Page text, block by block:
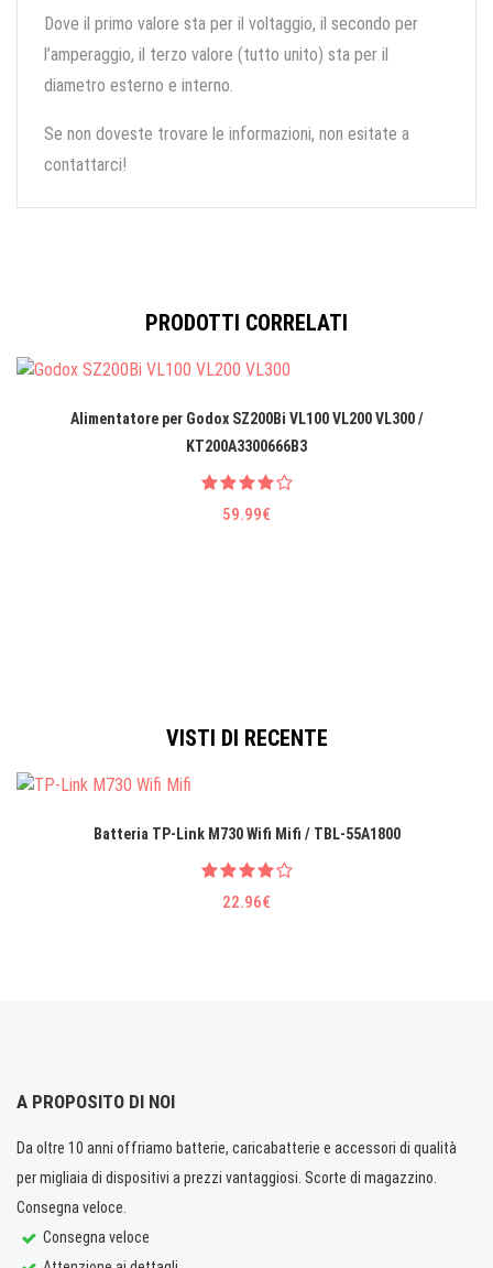
Dove il primo valore sta per il voltaggio, il secondo per
l’amperaggio, il terzo valore (tutto unito) sta per il
diametro esterno e interno.
Se non doveste trovare le informazioni, non esitate a
contattarci!
PRODOTTI CORRELATI
Alimentatore per Godox SZ200Bi VL100 VL200 VL300 /
KT200A3300666B3
59.99€
VISTI DI RECENTE
Batteria TP-Link M730 Wifi Mifi / TBL-55A1800
22.96€
A PROPOSITO DI NOI
Da oltre 10 anni offriamo batterie, caricabatterie e accessori di qualità
per migliaia di dispositivi a prezzi vantaggiosi. Scorte di magazzino.
Consegna veloce.
Consegna veloce